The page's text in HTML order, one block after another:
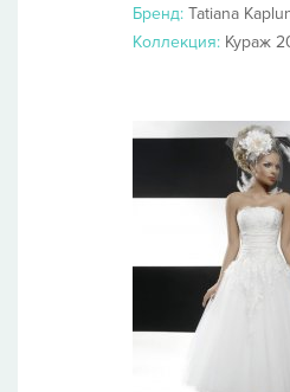
Бренд: Tatiana
Коллекция: Кураж